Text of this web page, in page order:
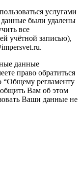
услугами
были удалены
все
учётной записью),
данные
право обратиться
“Общему регламенту
Вам об этом
Ваши данные не